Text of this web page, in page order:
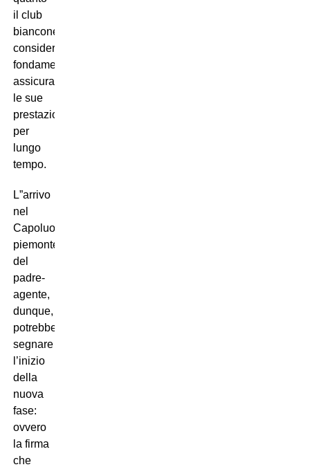
il club
bianconero
consideri
fondamentale
assicurarsi
le sue
prestazioni
per
lungo
tempo.
L”arrivo
nel
Capoluogo
piemontese
del
padre-
agente,
dunque,
potrebbe
segnare
l’inizio
della
nuova
fase:
ovvero
la firma
che